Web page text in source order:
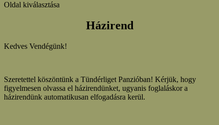
Oldal kiválasztása
Házirend
Kedves Vendégünk!
Szeretettel köszöntünk a Tündérliget Panzióban! Kérjük, hogy
figyelmesen olvassa el házirendünket, ugyanis foglaláskor a
házirendünk automatikusan elfogadásra kerül.